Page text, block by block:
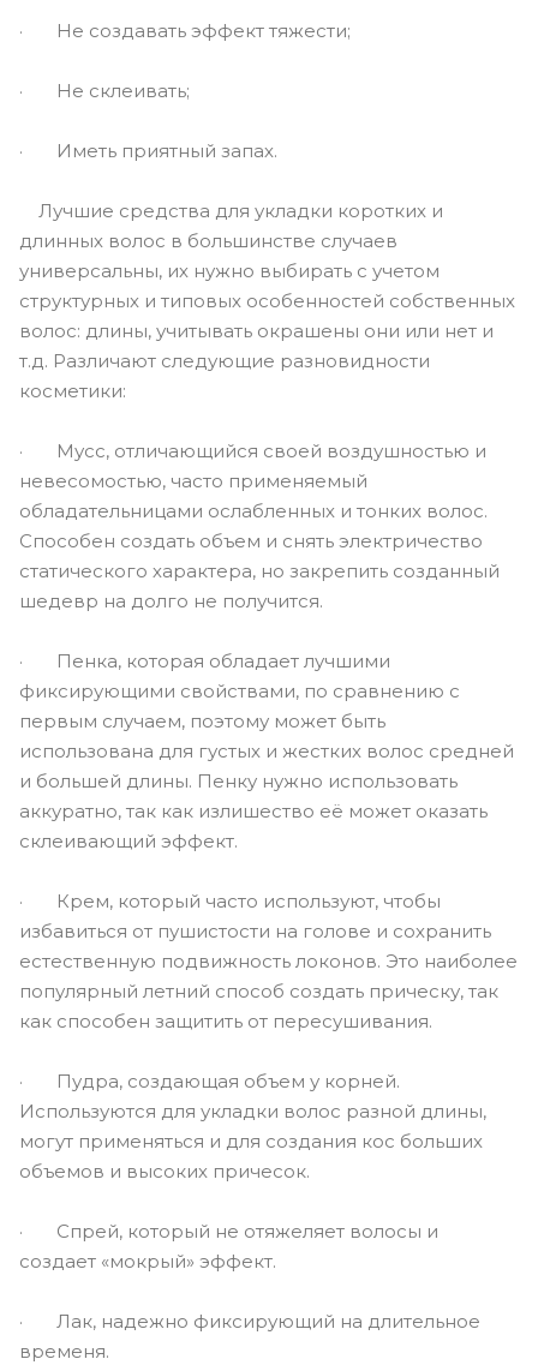
· Не создавать эффект тяжести;
· Не склеивать;
· Иметь приятный запах.
Лучшие средства для укладки коротких и
длинных волос в большинстве случаев
универсальны, их нужно выбирать с учетом
структурных и типовых особенностей собственных
волос: длины, учитывать окрашены они или нет и
т.д. Различают следующие разновидности
косметики:
· Мусс, отличающийся своей воздушностью и
невесомостью, часто применяемый
обладательницами ослабленных и тонких волос.
Способен создать объем и снять электричество
статического характера, но закрепить созданный
шедевр на долго не получится.
· Пенка, которая обладает лучшими
фиксирующими свойствами, по сравнению с
первым случаем, поэтому может быть
использована для густых и жестких волос средней
и большей длины. Пенку нужно использовать
аккуратно, так как излишество её может оказать
склеивающий эффект.
· Крем, который часто используют, чтобы
избавиться от пушистости на голове и сохранить
естественную подвижность локонов. Это наиболее
популярный летний способ создать прическу, так
как способен защитить от пересушивания.
· Пудра, создающая объем у корней.
Используются для укладки волос разной длины,
могут применяться и для создания кос больших
объемов и высоких причесок.
· Спрей, который не отяжеляет волосы и
создает «мокрый» эффект.
· Лак, надежно фиксирующий на длительное
временя.